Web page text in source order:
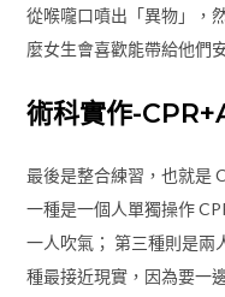
從喉嚨口噴出「異物」，
麼女生會喜歡能帶給他們
術科實作-
最後是整合練習，也就是
一種是一個人單獨操作
一人吹氣； 第三種則是兩
種最接近現實，因為要一